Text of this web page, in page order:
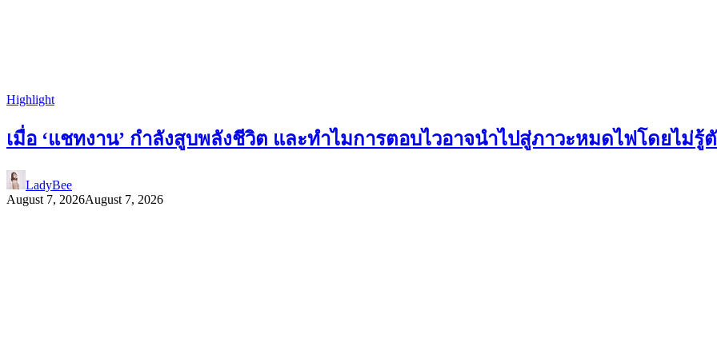
Highlight
เมื่อ ‘แชทงาน’ กำลังสูบพลังชีวิต และทำไมการตอบไวอาจนำไปสู่ภาวะหมดไฟโดยไม่รู้
LadyBee
August 7, 2026August 7, 2026